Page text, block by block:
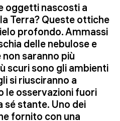
oggetti nascosti a
Terra? Queste ottiche
profondo. Ammassi
delle nebulose e
saranno più
scuri sono gli ambienti
si riusciranno a
le osservazioni fuori
sé stante. Uno dei
fornito con una